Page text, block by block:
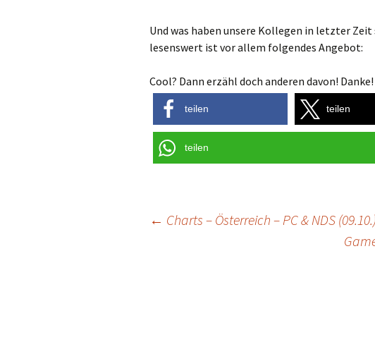
Und was haben unsere Kollegen in letzter Zeit
lesenswert ist vor allem folgendes Angebot:
Cool? Dann erzähl doch anderen davon! Danke!
teilen teilen
teilen
← Charts – Österreich – PC & NDS